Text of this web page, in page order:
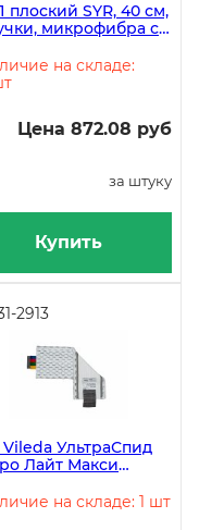
SYR, 40 см,
микрофибра с
зеленый
на складе:
Цена 872.08 руб
за штуку
Купить
2913
УльтраСпид
Лайт Макси
ремни,
с
на складе: 1 шт